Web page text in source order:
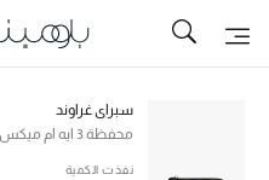
تخفيضات
جديد في الخصومات
سبراي غراوند
محفظة 3 ايه ام ميكس اب في2 للأطفال
نفذت الكمية